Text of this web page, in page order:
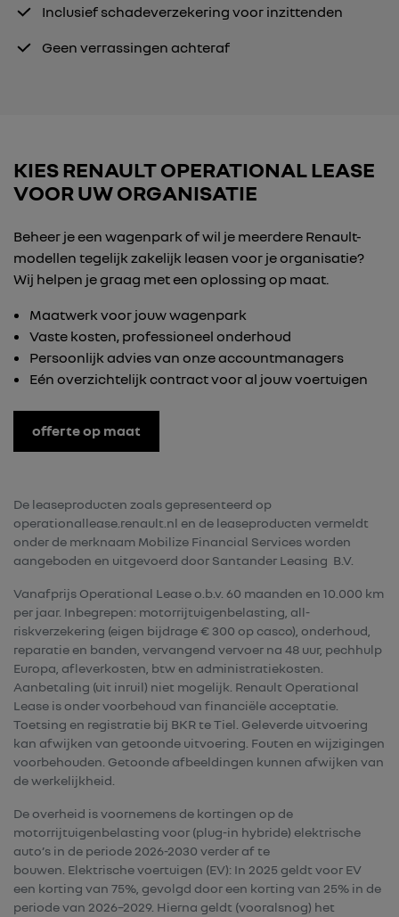
Inclusief schadeverzekering voor inzittenden
Geen verrassingen achteraf
KIES RENAULT OPERATIONAL LEASE
VOOR UW ORGANISATIE
Beheer je een wagenpark of wil je meerdere Renault-
modellen tegelijk zakelijk leasen voor je organisatie?
Wij helpen je graag met een oplossing op maat.
Maatwerk voor jouw wagenpark
Vaste kosten, professioneel onderhoud
Persoonlijk advies van onze accountmanagers
Eén overzichtelijk contract voor al jouw voertuigen
offerte op maat
De leaseproducten zoals gepresenteerd op
operationallease.renault.nl en de leaseproducten vermeldt
onder de merknaam Mobilize Financial Services worden
aangeboden en uitgevoerd door Santander Leasing B.V.
Vanafprijs Operational Lease o.b.v. 60 maanden en 10.000 km
per jaar. Inbegrepen: motorrijtuigenbelasting, all-
riskverzekering (eigen bijdrage € 300 op casco), onderhoud,
reparatie en banden, vervangend vervoer na 48 uur, pechhulp
Europa, afleverkosten, btw en administratiekosten.
Aanbetaling (uit inruil) niet mogelijk. Renault Operational
Lease is onder voorbehoud van financiële acceptatie.
Toetsing en registratie bij BKR te Tiel. Geleverde uitvoering
kan afwijken van getoonde uitvoering. Fouten en wijzigingen
voorbehouden. Getoonde afbeeldingen kunnen afwijken van
de werkelijkheid.
De overheid is voornemens de kortingen op de
motorrijtuigenbelasting voor (plug-in hybride) elektrische
auto’s in de periode 2026-2030 verder af te
bouwen. Elektrische voertuigen (EV): In 2025 geldt voor EV
een korting van 75%, gevolgd door een korting van 25% in de
periode van 2026–2029. Hierna geldt (vooralsnog) het